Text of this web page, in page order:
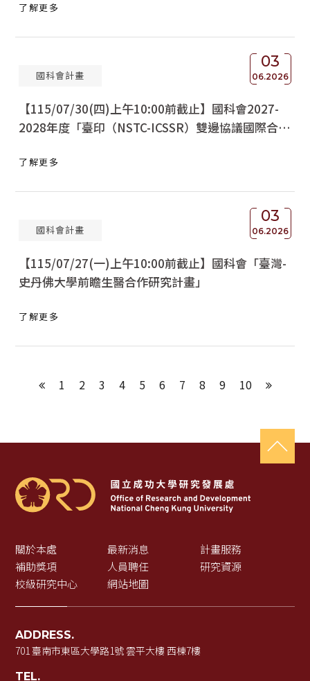
了解更多
03
06.2026
國科會計畫
【115/07/30(四)上午10:00前截止】國科會2027-
2028年度「臺印（NSTC-ICSSR）雙邊協議國際合作
了解更多
03
06.2026
國科會計畫
【115/07/27(一)上午10:00前截止】國科會「臺灣-
史丹佛大學前瞻生醫合作研究計畫」
了解更多
上一頁
1 2 3 4 5 6 7 8 9 10 下一頁
關於本處 最新消息
計畫服務
補助獎項
人員聘任
研究資源
校級研究中心
網站地圖
ADDRESS.
701 臺南市東區大學路1號 雲平大樓 西棟7樓
TEL.